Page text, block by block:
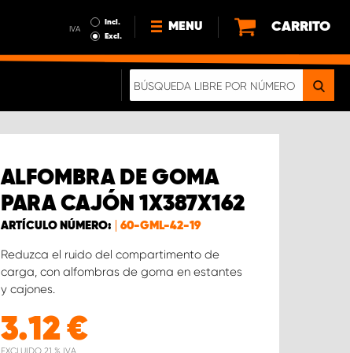
IVA
Incl.
Excl.
MENU
NOTICIAS
ACERCA DE NOSOTROS
NUESTRO FOLLETO DIGITAL
CARRITO
ALFOMBRA DE GOMA
PARA CAJÓN 1X387X162
ARTÍCULO NÚMERO: 60-GML-42-19
Reduzca el ruido del compartimento de
carga, con alfombras de goma en estantes
y cajones.
3.12€
EXCLUIDO 21 % IVA